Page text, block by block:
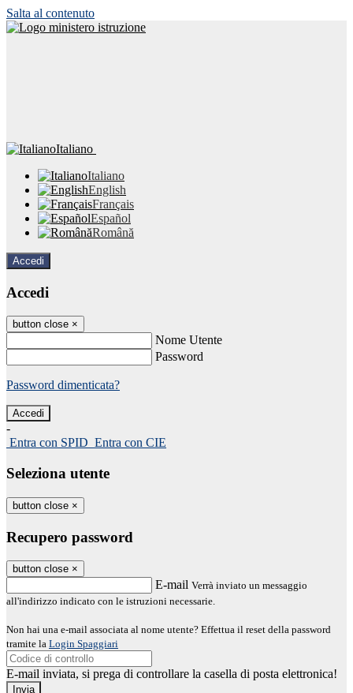
Salta al contenuto
Italiano
Italiano
English
Français
Español
Română
Accedi
Accedi
button close ×
Nome Utente
Password
Password dimenticata?
-
Entra con SPID Entra con CIE
Seleziona utente
button close ×
Recupero password
button close ×
E-mail Verrà inviato un messaggio
all'indirizzo indicato con le istruzioni necessarie.
Non hai una e-mail associata al nome utente? Effettua il reset della password
tramite la Login Spaggiari
E-mail inviata, si prega di controllare la casella di posta elettronica!